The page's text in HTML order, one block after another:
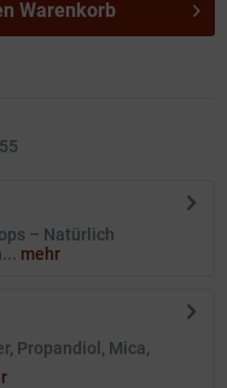
Warenkorb
– Natürlich
mehr
Propandiol, Mica,